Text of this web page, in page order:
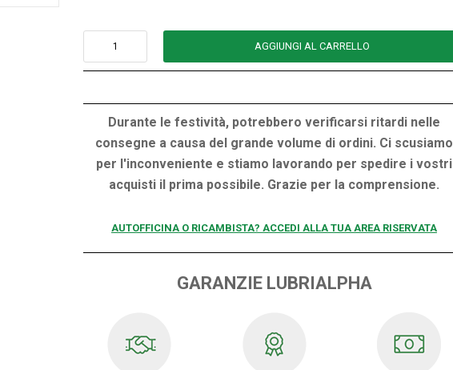
AGGIUNGI AL CARRELLO
Durante le festività, potrebbero verificarsi ritardi nelle
consegne a causa del grande volume di ordini. Ci scusiamo
per l'inconveniente e stiamo lavorando per spedire i vostri
acquisti il prima possibile. Grazie per la comprensione.
AUTOFFICINA O RICAMBISTA? ACCEDI ALLA TUA AREA RISERVATA
GARANZIE LUBRIALPHA